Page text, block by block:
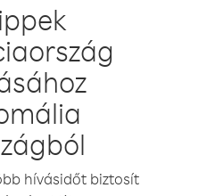
hívásidőt biztosít